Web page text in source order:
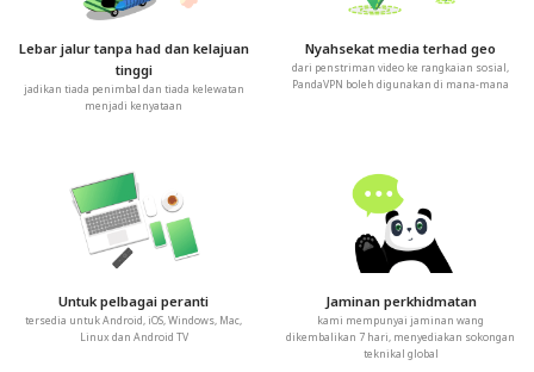
Lebar jalur tanpa had dan kelajuan
tinggi
jadikan tiada penimbal dan tiada kelewatan
menjadi kenyataan
Nyahsekat media terhad geo
dari penstriman video ke rangkaian sosial,
PandaVPN boleh digunakan di mana-mana
Untuk pelbagai peranti
tersedia untuk Android, iOS, Windows, Mac,
Linux dan Android TV
Jaminan perkhidmatan
kami mempunyai jaminan wang
dikembalikan 7 hari, menyediakan sokongan
teknikal global